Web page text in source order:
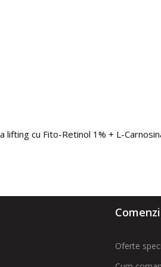
lifting cu Fito-Retinol 1% + L-
Oferte